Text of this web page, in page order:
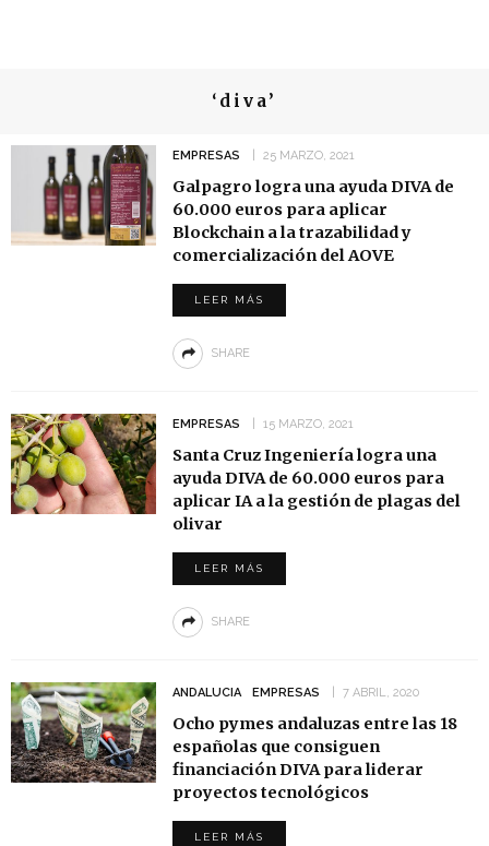
‘diva’
EMPRESAS 25 MARZO, 2021
Galpagro logra una ayuda DIVA de
60.000 euros para aplicar
Blockchain a la trazabilidad y
comercialización del AOVE
LEER MÁS
SHARE
EMPRESAS 15 MARZO, 2021
Santa Cruz Ingeniería logra una
ayuda DIVA de 60.000 euros para
aplicar IA a la gestión de plagas del
olivar
LEER MÁS
SHARE
ANDALUCIA EMPRESAS 7 ABRIL, 2020
Ocho pymes andaluzas entre las 18
españolas que consiguen
financiación DIVA para liderar
proyectos tecnológicos
LEER MÁS